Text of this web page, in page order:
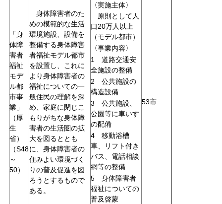
「身
体障
害者
福祉
モデ
ル都
市事
業」
（厚
生
省）
（S48
～
50）
身体障害者のた
めの模範的な生活
環境施設、設備を
整備する身体障害
者福祉モデル都市
を設置し、これに
より身体障害者の
福祉についての一
般住民の理解を深
め、家庭に閉じこ
もりがちな身体障
害者の生活圏の拡
大を図るととも
に、身体障害者の
住みよい環境づく
りの普及促進を図
ろうとするもので
ある。
〈実施主体〉
原則として人
口20万人以上
（モデル都市）
〈事業内容〉
1 道路交通安
全施設の整備
2 公共施設の
構造設備
3 公共施設、
公園等に車いす
の配備
4 移動浴槽
車、リフト付き
バス、電話相談
網等の整備
5 身体障害者
福祉についての
普及啓蒙
53市